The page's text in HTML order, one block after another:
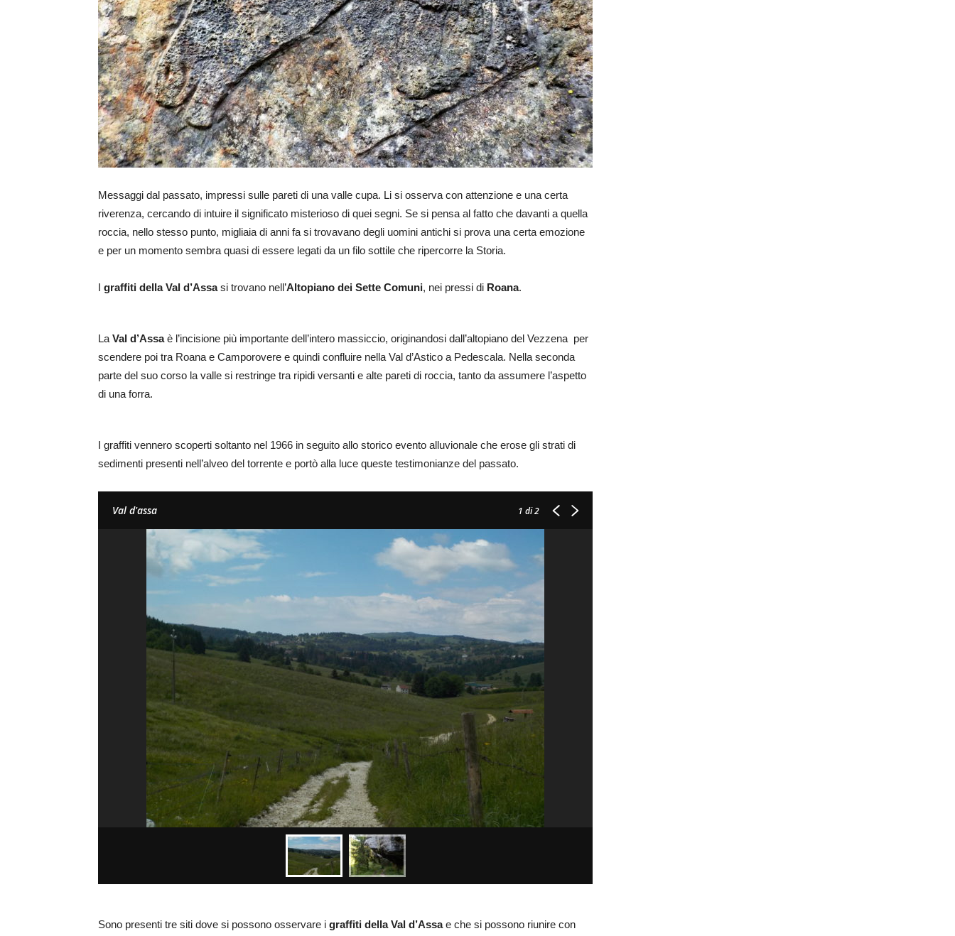
Messaggi dal passato, impressi sulle pareti di una valle cupa. Li si osserva con attenzione e una certa
riverenza, cercando di intuire il significato misterioso di quei segni. Se si pensa al fatto che davanti a quella
roccia, nello stesso punto, migliaia di anni fa si trovavano degli uomini antichi si prova una certa emozione
e per un momento sembra quasi di essere legati da un filo sottile che ripercorre la Storia.
I graffiti della Val d’Assasi trovano nell’Altopiano dei Sette Comuni, nei pressi di Roana.
La Val d’Assaè l’incisione più importante dell’intero massiccio, originandosi dall’altopiano del Vezzena per
scendere poi tra Roana e Camporovere e quindi confluire nella Val d’Astico a Pedescala. Nella seconda
parte del suo corso la valle si restringe tra ripidi versanti e alte pareti di roccia, tanto da assumere l’aspetto
di una forra.
I graffiti vennero scoperti soltanto nel 1966 in seguito allo storico evento alluvionale che erose gli strati di
sedimenti presenti nell’alveo del torrente e portò alla luce queste testimonianze del passato.
Val d'assa 1 di 2
Sono presenti tre siti dove si possono osservare i graffiti della Val d’Assae che si possono riunire con